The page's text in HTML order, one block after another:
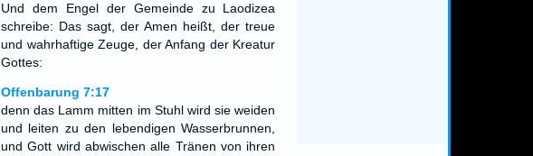
Und dem Engel der Gemeinde zu Laodizea
schreibe: Das sagt, der Amen heißt, der treue
und wahrhaftige Zeuge, der Anfang der Kreatur
Gottes:
Offenbarung 7:17
denn das Lamm mitten im Stuhl wird sie weiden
und leiten zu den lebendigen Wasserbrunnen,
und Gott wird abwischen alle Tränen von ihren